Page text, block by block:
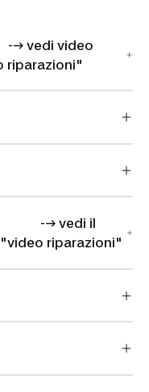
video
riparazioni"
vedi il
riparazioni"